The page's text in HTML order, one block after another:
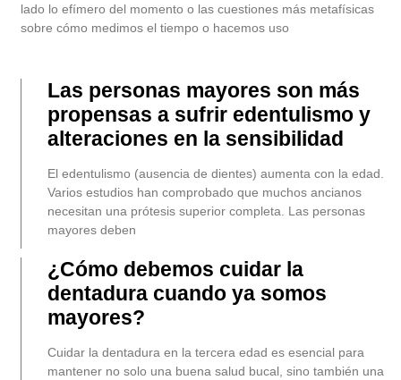
lado lo efímero del momento o las cuestiones más metafísicas
sobre cómo medimos el tiempo o hacemos uso
Las personas mayores son más
propensas a sufrir edentulismo y
alteraciones en la sensibilidad
El edentulismo (ausencia de dientes) aumenta con la edad.
Varios estudios han comprobado que muchos ancianos
necesitan una prótesis superior completa. Las personas
mayores deben
¿Cómo debemos cuidar la
dentadura cuando ya somos
mayores?
Cuidar la dentadura en la tercera edad es esencial para
mantener no solo una buena salud bucal, sino también una